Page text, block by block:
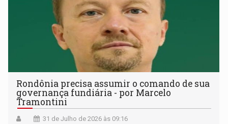
Rondônia precisa assumir o comando de sua
governança fundiária - por Marcelo
Tramontini
31 de Julho de 2026 às 09:16